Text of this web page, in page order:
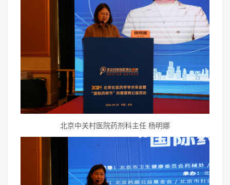
北京中关村医院药剂科主任 杨明娜